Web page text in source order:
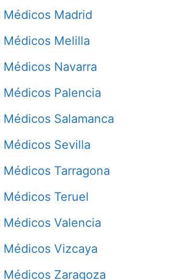
Médicos Madrid
Médicos Melilla
Médicos Navarra
Médicos Palencia
Médicos Salamanca
Médicos Sevilla
Médicos Tarragona
Médicos Teruel
Médicos Valencia
Médicos Vizcaya
Médicos Zaragoza